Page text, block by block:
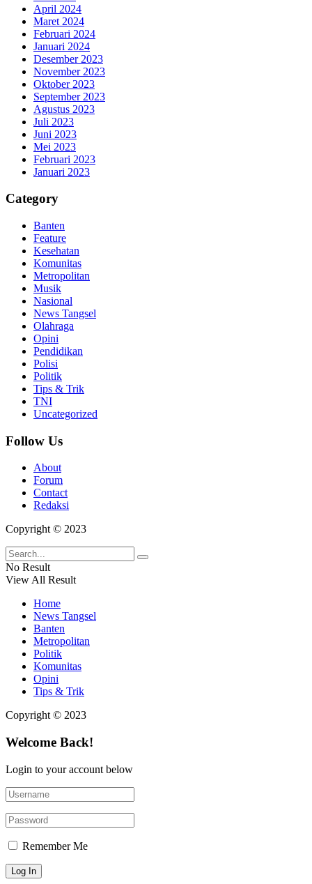
April 2024
Maret 2024
Februari 2024
Januari 2024
Desember 2023
November 2023
Oktober 2023
September 2023
Agustus 2023
Juli 2023
Juni 2023
Mei 2023
Februari 2023
Januari 2023
Category
Banten
Feature
Kesehatan
Komunitas
Metropolitan
Musik
Nasional
News Tangsel
Olahraga
Opini
Pendidikan
Polisi
Politik
Tips & Trik
TNI
Uncategorized
Follow Us
About
Forum
Contact
Redaksi
Copyright © 2023
No Result
View All Result
Home
News Tangsel
Banten
Metropolitan
Politik
Komunitas
Opini
Tips & Trik
Copyright © 2023
Welcome Back!
Login to your account below
Remember Me